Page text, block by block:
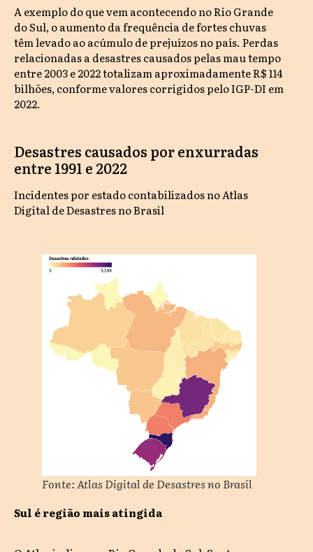
A exemplo do que vem acontecendo no Rio Grande
do Sul, o aumento da frequência de fortes chuvas
têm levado ao acúmulo de prejuízos no país. Perdas
relacionadas a desastres causados pelas mau tempo
entre 2003 e 2022 totalizam aproximadamente R$ 114
bilhões, conforme valores corrigidos pelo IGP-DI em
2022.
Desastres causados por enxurradas
entre 1991 e 2022
Incidentes por estado contabilizados no Atlas
Digital de Desastres no Brasil
Fonte: Atlas Digital de Desastres no Brasil
Sul é região mais atingida